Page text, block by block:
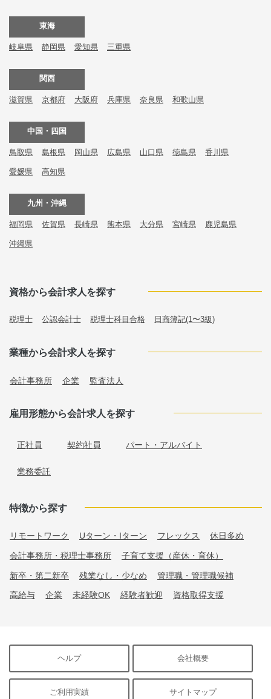
東海
岐阜県 静岡県 愛知県 三重県
関西
滋賀県 京都府 大阪府 兵庫県 奈良県 和歌山県
中国・四国
鳥取県 島根県 岡山県 広島県 山口県 徳島県 香川県
愛媛県 高知県
九州・沖縄
福岡県 佐賀県 長崎県 熊本県 大分県 宮崎県 鹿児島県
沖縄県
資格から会計求人を探す
税理士 公認会計士 税理士科目合格 日商簿記(1〜3級)
業種から会計求人を探す
会計事務所 企業 監査法人
雇用形態から会計求人を探す
正社員 契約社員 パート・アルバイト
業務委託
特徴から探す
リモートワーク Uターン・Iターン フレックス 休日多め
会計事務所・税理士事務所 子育て支援（産休・育休）
新卒・第二新卒 残業なし・少なめ 管理職・管理職候補
高給与 企業 未経験OK 経験者歓迎 資格取得支援
ヘルプ 会社概要
ご利用実績 サイトマップ